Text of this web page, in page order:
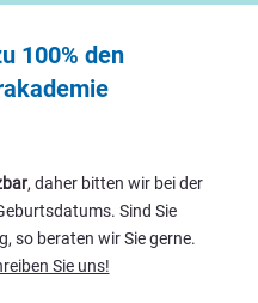
100% den
, daher bitten wir bei der
Sind Sie
so beraten wir Sie gerne.
Sie uns!